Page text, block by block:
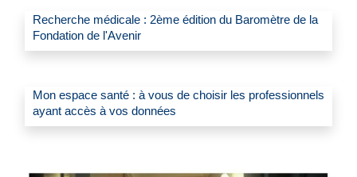
Recherche médicale : 2ème édition du Baromètre de la
Fondation de l'Avenir
Mon espace santé : à vous de choisir les professionnels
ayant accès à vos données